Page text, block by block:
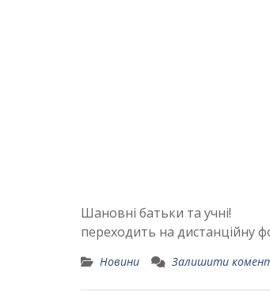
Шановні батьки та
переходить на дистанційну
Новини Залишити